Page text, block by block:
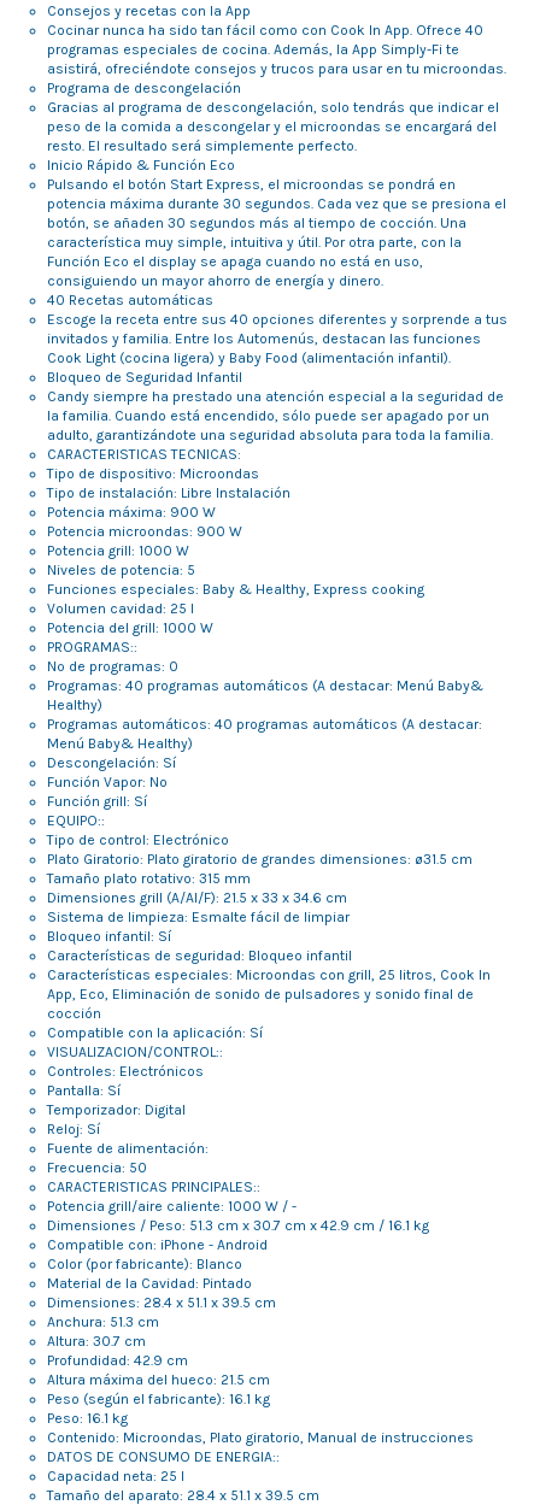
Consejos y recetas con la App
Cocinar nunca ha sido tan fácil como con Cook In App. Ofrece 40
programas especiales de cocina. Además, la App Simply-Fi te
asistirá, ofreciéndote consejos y trucos para usar en tu microondas.
Programa de descongelación
Gracias al programa de descongelación, solo tendrás que indicar el
peso de la comida a descongelar y el microondas se encargará del
resto. El resultado será simplemente perfecto.
Inicio Rápido & Función Eco
Pulsando el botón Start Express, el microondas se pondrá en
potencia máxima durante 30 segundos. Cada vez que se presiona el
botón, se añaden 30 segundos más al tiempo de cocción. Una
característica muy simple, intuitiva y útil. Por otra parte, con la
Función Eco el display se apaga cuando no está en uso,
consiguiendo un mayor ahorro de energía y dinero.
40 Recetas automáticas
Escoge la receta entre sus 40 opciones diferentes y sorprende a tus
invitados y familia. Entre los Automenús, destacan las funciones
Cook Light (cocina ligera) y Baby Food (alimentación infantil).
Bloqueo de Seguridad Infantil
Candy siempre ha prestado una atención especial a la seguridad de
la familia. Cuando está encendido, sólo puede ser apagado por un
adulto, garantizándote una seguridad absoluta para toda la familia.
CARACTERISTICAS TECNICAS:
Tipo de dispositivo: Microondas
Tipo de instalación: Libre Instalación
Potencia máxima: 900 W
Potencia microondas: 900 W
Potencia grill: 1000 W
Niveles de potencia: 5
Funciones especiales: Baby & Healthy, Express cooking
Volumen cavidad: 25 l
Potencia del grill: 1000 W
PROGRAMAS::
Nº de programas: 0
Programas: 40 programas automáticos (A destacar: Menú Baby&
Healthy)
Programas automáticos: 40 programas automáticos (A destacar:
Menú Baby& Healthy)
Descongelación: Sí
Función Vapor: No
Función grill: Sí
EQUIPO::
Tipo de control: Electrónico
Plato Giratorio: Plato giratorio de grandes dimensiones: ø31.5 cm
Tamaño plato rotativo: 315 mm
Dimensiones grill (A/Al/F): 21.5 x 33 x 34.6 cm
Sistema de limpieza: Esmalte fácil de limpiar
Bloqueo infantil: Sí
Características de seguridad: Bloqueo infantil
Características especiales: Microondas con grill, 25 litros, Cook In
App, Eco, Eliminación de sonido de pulsadores y sonido final de
cocción
Compatible con la aplicación: Sí
VISUALIZACION/CONTROL::
Controles: Electrónicos
Pantalla: Sí
Temporizador: Digital
Reloj: Sí
Fuente de alimentación:
Frecuencia: 50
CARACTERISTICAS PRINCIPALES::
Potencia grill/aire caliente: 1000 W / -
Dimensiones / Peso: 51.3 cm x 30.7 cm x 42.9 cm / 16.1 kg
Compatible con: iPhone - Android
Color (por fabricante): Blanco
Material de la Cavidad: Pintado
Dimensiones: 28.4 x 51.1 x 39.5 cm
Anchura: 51.3 cm
Altura: 30.7 cm
Profundidad: 42.9 cm
Altura máxima del hueco: 21.5 cm
Peso (según el fabricante): 16.1 kg
Peso: 16.1 kg
Contenido: Microondas, Plato giratorio, Manual de instrucciones
DATOS DE CONSUMO DE ENERGIA::
Capacidad neta: 25 l
Tamaño del aparato: 28.4 x 51.1 x 39.5 cm